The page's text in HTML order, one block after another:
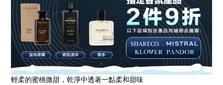
輕柔的蜜桃微甜，乾淨中透著一點柔和甜味